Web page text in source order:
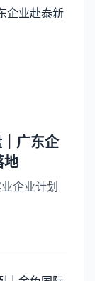
广东企
地
企业计划